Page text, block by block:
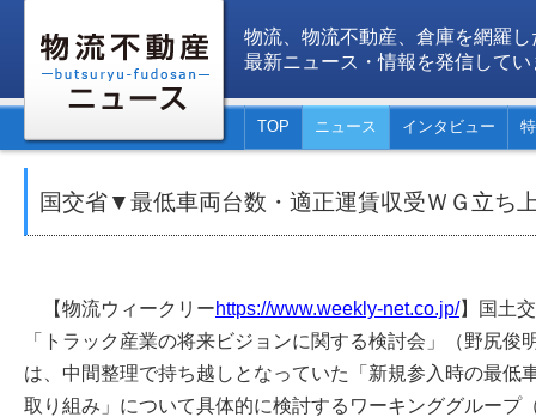
物流、物流不動産、倉庫を網羅し
最新ニュース・情報を発信してい
TOP ニュース インタビュー
国交省▼最低車両台数・適正運賃収受ＷＧ立ち
【物流ウィークリーhttps://www.weekly-net.co.jp/】国土
「トラック産業の将来ビジョンに関する検討会」（野尻俊
は、中間整理で持ち越しとなっていた「新規参入時の最低
取り組み」について具体的に検討するワーキンググループ